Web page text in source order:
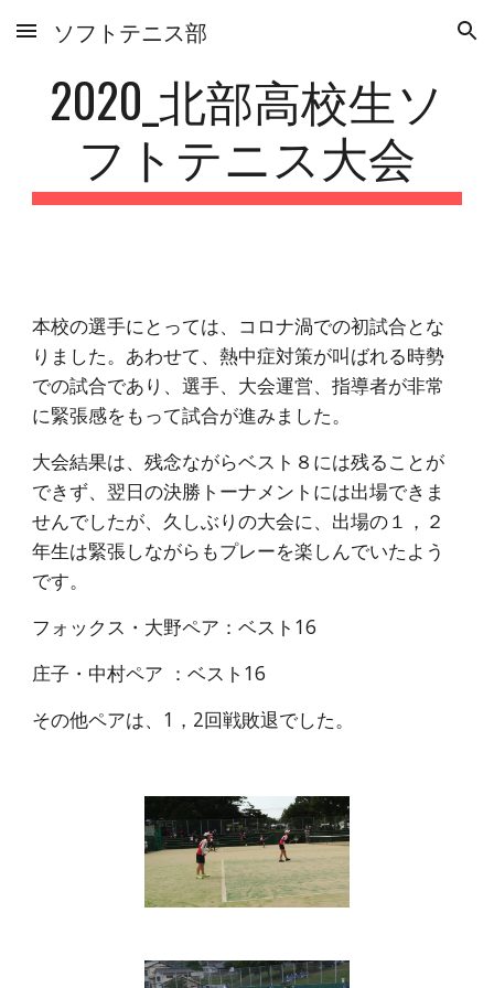
Skip to main content Skip to navigation
ソフトテニス部
2020_北部高校生ソ
フトテニス大会
本校の選手にとっては、コロナ渦での初試合とな
りました。あわせて、熱中症対策が叫ばれる時勢
での試合であり、選手、大会運営、指導者が非常
に緊張感をもって試合が進みました。
大会結果は、残念ながらベスト８には残ることが
できず、翌日の決勝トーナメントには出場できま
せんでしたが、久しぶりの大会に、出場の１，２
年生は緊張しながらもプレーを楽しんでいたよう
です。
フォックス・大野ペア：ベスト16
庄子・中村ペア ：ベスト16
その他ペアは、1，2回戦敗退でした。